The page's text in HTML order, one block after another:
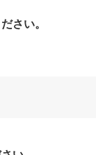
さい。